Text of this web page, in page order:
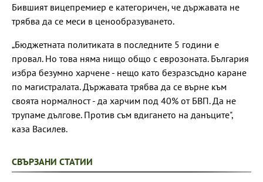
Бившият вицепремиер е категоричен, че държавата не
трябва да се меси в ценообразуването.
„Бюджетната политиката в последните 5 години е
провал. Но това няма нищо общо с еврозоната. България
избра безумно харчене - нещо като безразсъдно каране
по магистралата. Държавата трябва да се върне към
своята нормалност - да харчим под 40% от БВП. Да не
трупаме дългове. Против съм вдигането на данъците",
каза Василев.
СВЪРЗАНИ СТАТИИ